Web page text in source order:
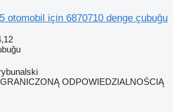
otomobil için 6870710 denge çubuğu
ODPOWIEDZIALNOŚCIĄ